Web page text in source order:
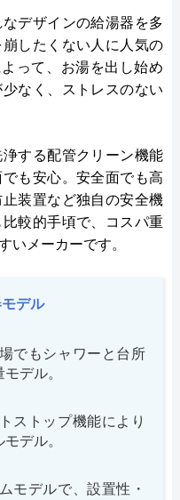
デザインの給湯器を多
したくない人に人気の
って、お湯を出し始め
なく、ストレスのない
する配管クリーン機能
も安心。安全面でも高
装置など独自の安全機
較的手頃で、コスパ重
いメーカーです。
デル
でもシャワーと台所
デル。
ストップ機能により
デル。
モデルで、設置性・